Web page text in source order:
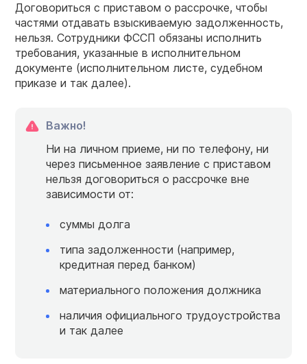
Договориться с приставом о рассрочке, чтобы
частями отдавать взыскиваемую задолженность,
нельзя. Сотрудники ФССП обязаны исполнить
требования, указанные в исполнительном
документе (исполнительном листе, судебном
приказе и так далее).
Важно!
Ни на личном приеме, ни по телефону, ни
через письменное заявление с приставом
нельзя договориться о рассрочке вне
зависимости от:
суммы долга
типа задолженности (например,
кредитная перед банком)
материального положения должника
наличия официального трудоустройства
и так далее